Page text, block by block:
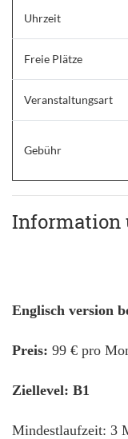
Uhrzeit
Freie Plätze
Veranstaltungsart
Gebühr
Information
Englisch version
Preis: 99 € pro
Ziellevel: B1
Mindestlaufzeit: 3